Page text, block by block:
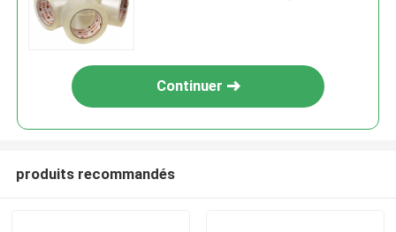
Continuer
produits recommandés